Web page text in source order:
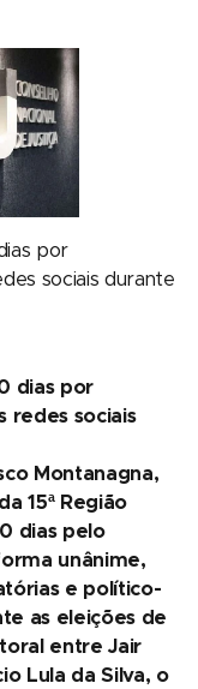
por
sociais durante
dias por
redes sociais
Montanagna,
15ª Região
dias pelo
unânime,
e político-
as eleições de
entre Jair
Lula da Silva, o